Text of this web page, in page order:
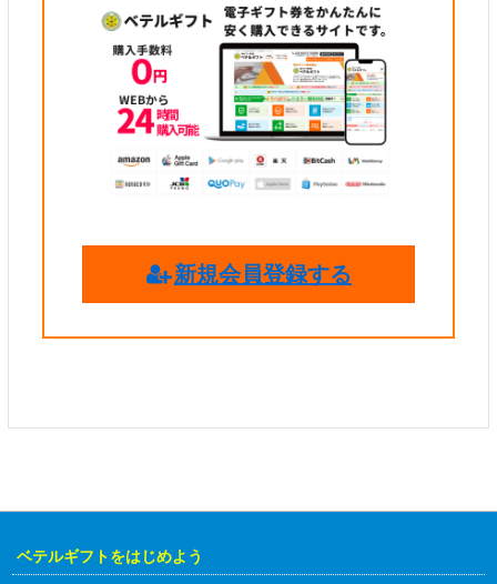
新規会員登録する
ベテルギフトをはじめよう